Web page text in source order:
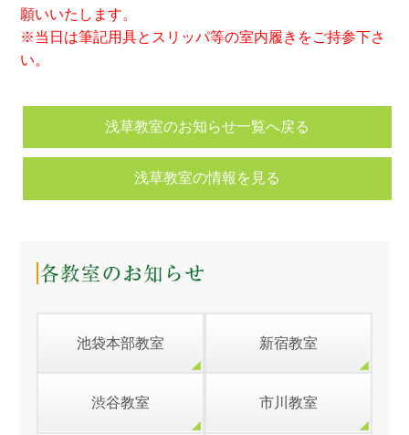
願いいたします。
※当日は筆記用具とスリッパ等の室内履きをご持参下さ
い。
浅草教室のお知らせ一覧へ戻る
浅草教室の情報を見る
池袋本部教室 新宿教室
渋谷教室 市川教室